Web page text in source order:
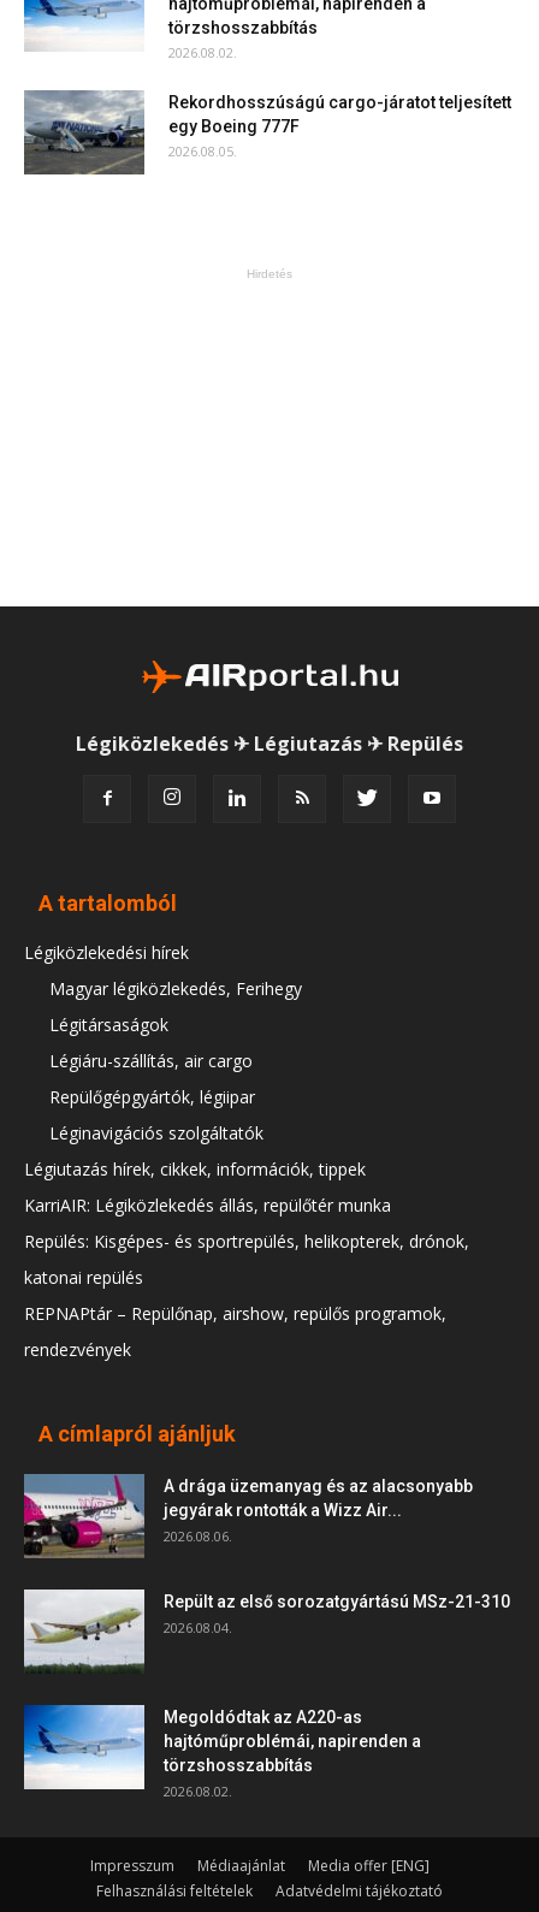
törzshosszabbítás
2026.08.02.
Rekordhosszúságú cargo-járatot teljesített
egy Boeing 777F
2026.08.05.
Hirdetés
Légiközlekedés ✈ Légiutazás ✈ Repülés
A tartalomból
Légiközlekedési hírek
Magyar légiközlekedés, Ferihegy
Légitársaságok
Légiáru-szállítás, air cargo
Repülőgépgyártók, légiipar
Léginavigációs szolgáltatók
Légiutazás hírek, cikkek, információk, tippek
KarriAIR: Légiközlekedés állás, repülőtér munka
Repülés: Kisgépes- és sportrepülés, helikopterek, drónok,
katonai repülés
REPNAPtár – Repülőnap, airshow, repülős programok,
rendezvények
A címlapról ajánljuk
A drága üzemanyag és az alacsonyabb
jegyárak rontották a Wizz Air...
2026.08.06.
Repült az első sorozatgyártású MSz-21-310
2026.08.04.
Megoldódtak az A220-as
hajtóműproblémái, napirenden a
törzshosszabbítás
2026.08.02.
Impresszum Médiaajánlat
Media offer [ENG]
Felhasználási feltételek
Adatvédelmi tájékoztató